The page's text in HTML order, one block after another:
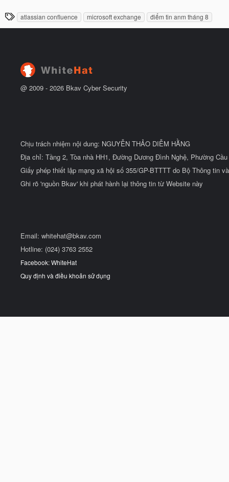
đ
ầ
u
y
u
T
h
atlassian confluence microsoft exchange điểm tin anm tháng 8
@ 2009 - 2026 Bkav Cyber Security
Chịu trách nhiệm nội dung: NGUYỄN THẢO DIỄM HẰNG
Địa chỉ: Tầng 2, Tòa nhà HH1, Đường Dương Đình Nghệ, Phường
Giấy phép thiết lập mạng xã hội số 355/GP-BTTTT do Bộ Thông tin
Ghi rõ 'nguồn Bkav' khi phát hành lại thông tin từ Website này
Email: whitehat@bkav.com
Hotline: (024) 3763 2552
Facebook: WhiteHat
Quy định và điều khoản sử dụng